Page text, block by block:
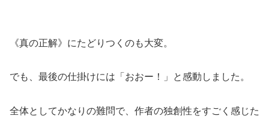
《真の正解》にたどりつくのも大変。
でも、最後の仕掛けには「おおー！」と感動しました。
全体としてかなりの難問で、作者の独創性をすごく感じた